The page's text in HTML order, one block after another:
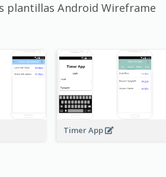
plantillas Android Wireframe
Timer App